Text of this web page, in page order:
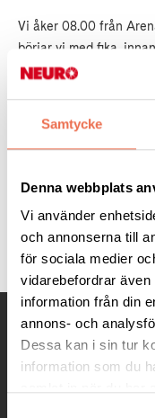
Samtycke
Denna webbplats
Vi använder
och annonserna till
för sociala medier
vidarebefordrar
information från din
annons- och
Dessa kan i sin tur
information som du
Vi åker 08.00 från
börjar vi med fika,
äter vi på restaurang
musèet). Under
senast 25/9. Kostnad